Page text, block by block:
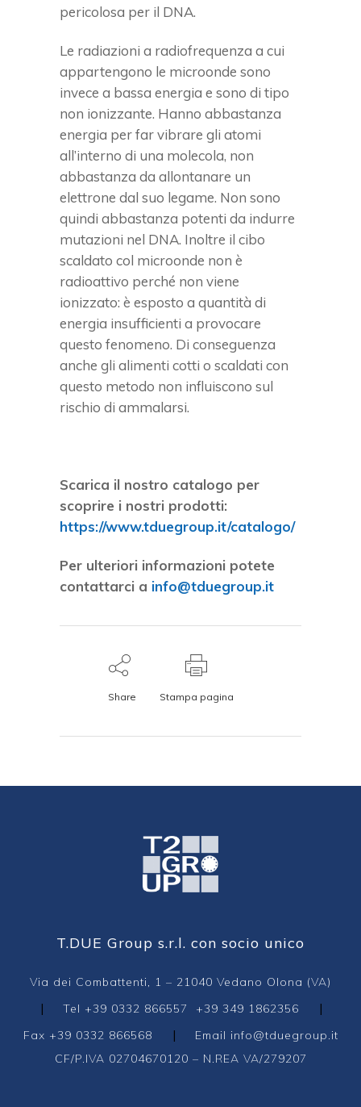
pericolosa per il DNA.
Le radiazioni a radiofrequenza a cui
appartengono le microonde sono
invece a bassa energia e sono di tipo
non ionizzante. Hanno abbastanza
energia per far vibrare gli atomi
all’interno di una molecola, non
abbastanza da allontanare un
elettrone dal suo legame. Non sono
quindi abbastanza potenti da indurre
mutazioni nel DNA. Inoltre il cibo
scaldato col microonde non è
radioattivo perché non viene
ionizzato: è esposto a quantità di
energia insufficienti a provocare
questo fenomeno. Di conseguenza
anche gli alimenti cotti o scaldati con
questo metodo non influiscono sul
rischio di ammalarsi.
Scarica il nostro catalogo per
scoprire i nostri prodotti:
https://www.tduegroup.it/catalogo/
Per ulteriori informazioni potete
contattarci a info@tduegroup.it
Share Stampa pagina
T.DUE Group s.r.l. con socio unico
Via dei Combattenti, 1 – 21040 Vedano Olona (VA)
| Tel +39 0332 866557 +39 349 1862356 |
Fax +39 0332 866568 | Email info@tduegroup.it
CF/P.IVA 02704670120 – N.REA VA/279207